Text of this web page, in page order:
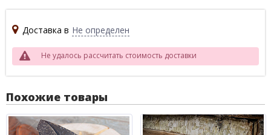
Доставка в Не определен
Не удалось рассчитать стоимость доставки
Похожие товары